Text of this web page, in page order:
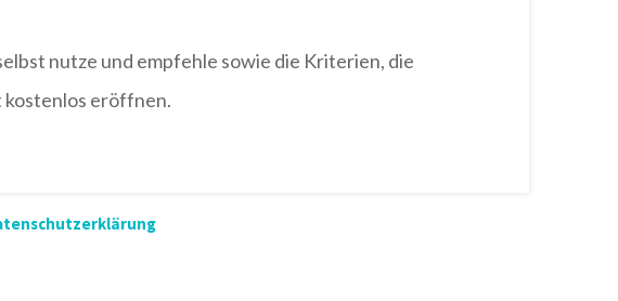
nutze und empfehle sowie die Kriterien, die
eröffnen.